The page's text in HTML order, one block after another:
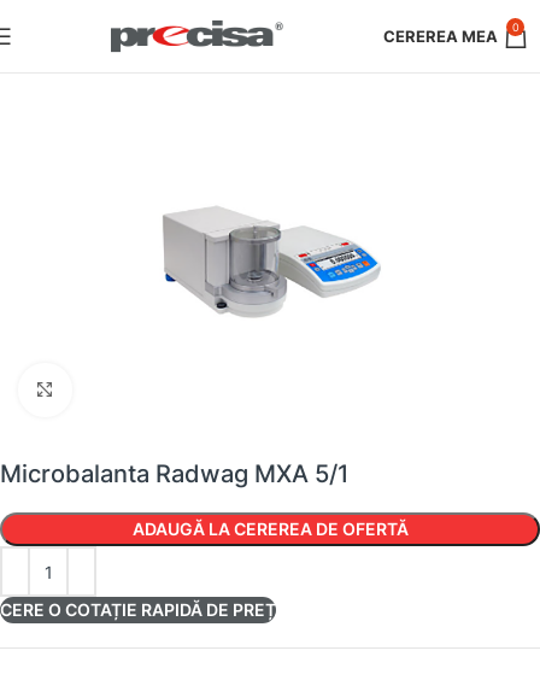
0
Microbalanta Radwag MXA 5/1
ADAUGĂ LA CEREREA DE OFERTĂ
CERE O COTAȚIE RAPIDĂ DE PREȚ